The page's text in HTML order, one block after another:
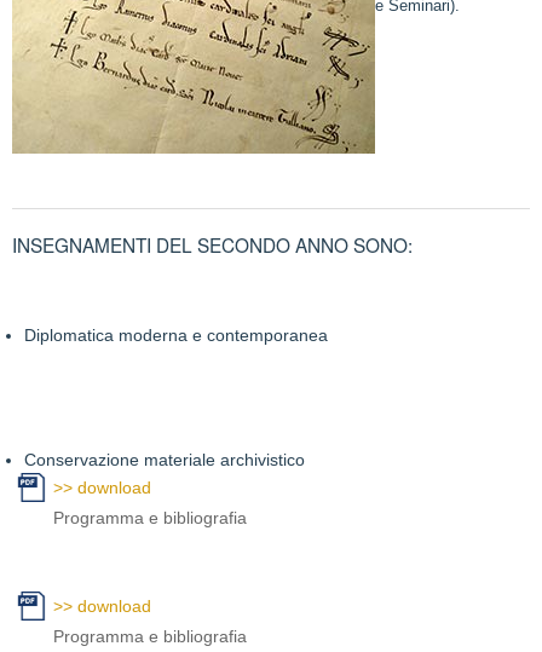
e Seminari).
INSEGNAMENTI DEL SECONDO ANNO SONO:
Diplomatica moderna e contemporanea
Conservazione materiale archivistico
>> download
Programma e bibliografia
>> download
Programma e bibliografia